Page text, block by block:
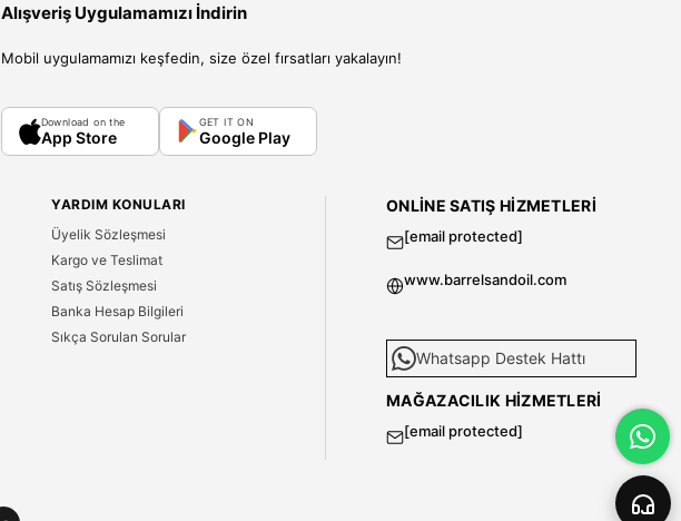
Alışveriş Uygulamamızı İndirin
Mobil uygulamamızı keşfedin, size özel fırsatları yakalayın!
Download on the
App Store
GET IT ON
Google Play
YARDIM KONULARI
Üyelik Sözleşmesi
Kargo ve Teslimat
Satış Sözleşmesi
Banka Hesap Bilgileri
Sıkça Sorulan Sorular
ONLINE SATIŞ HIZMETLERI
[email protected]
www.barrelsandoil.com
Whatsapp Destek Hattı
MAĞAZACILIK HIZMETLERI
[email protected]